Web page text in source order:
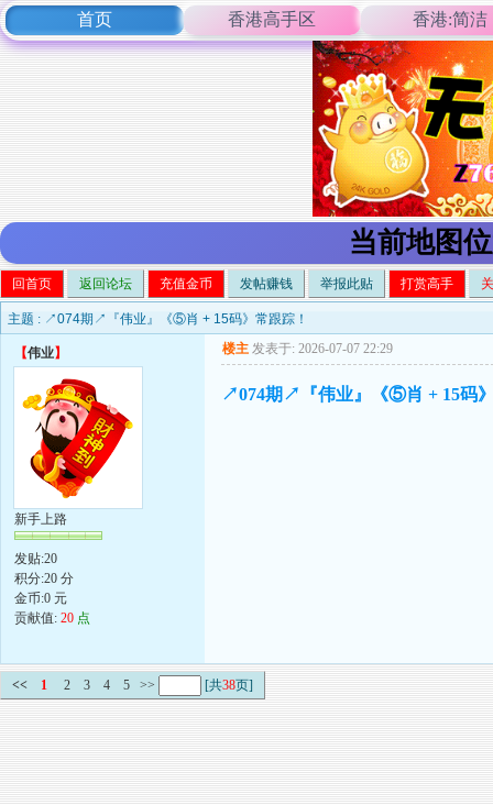
首页 香港高手区 香港:简洁
当前地图
回首页 返回论坛 充值金币 发帖赚钱 举报此贴 打赏高手
主题 : ↗074期↗『伟业』《⑤肖 + 15码》常跟踪！
【伟业】
新手上路
发贴:20
积分:20 分
金币:0 元
贡献值: 20 点
楼主 发表于: 2026-07-07 22:29
↗074期↗『伟业』《⑤肖 + 15码
<< 1 2 3 4 5 >> [共38页]